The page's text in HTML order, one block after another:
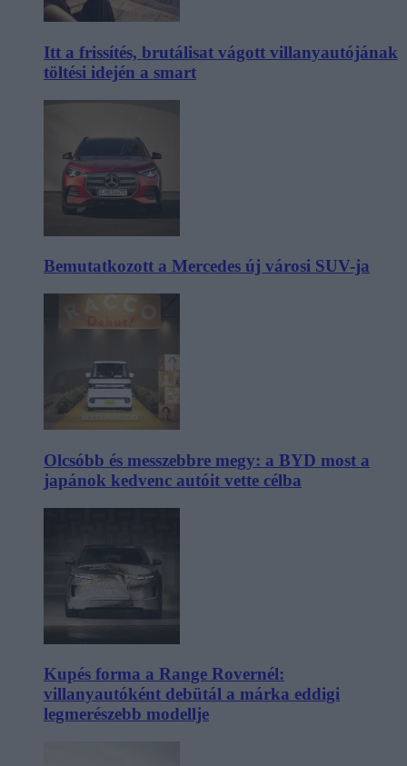
Itt a frissítés, brutálisat vágott villanyautójának
töltési idején a smart
Bemutatkozott a Mercedes új városi SUV-ja
Olcsóbb és messzebbre megy: a BYD most a
japánok kedvenc autóit vette célba
Kupés forma a Range Rovernél:
villanyautóként debütál a márka eddigi
legmerészebb modellje